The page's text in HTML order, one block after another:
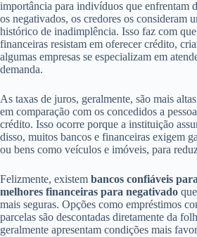
importância para indivíduos que enfrentam
os negativados, os credores os consideram
histórico de inadimplência. Isso faz com
financeiras resistam em oferecer crédito,
algumas empresas se especializam em
demanda.
As taxas de juros, geralmente, são mais
em comparação com os concedidos a
crédito. Isso ocorre porque a instituição
disso, muitos bancos e financeiras exigem
ou bens como veículos e imóveis, para
Felizmente, existem bancos confiáveis
melhores financeiras para negativado
mais seguras. Opções como empréstimos
parcelas são descontadas diretamente da
geralmente apresentam condições mais